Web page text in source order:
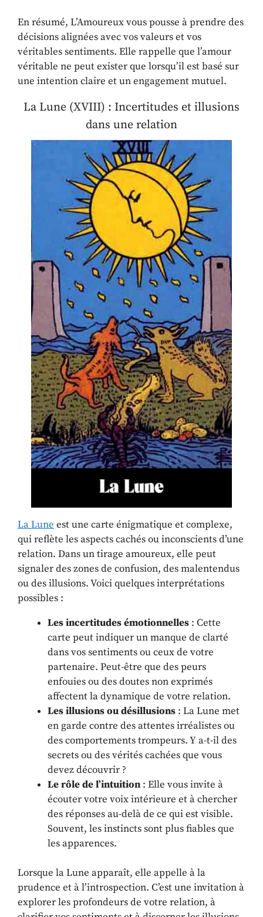
En résumé, L’Amoureux vous pousse à prendre des
décisions alignées avec vos valeurs et vos
véritables sentiments. Elle rappelle que l’amour
véritable ne peut exister que lorsqu’il est basé sur
une intention claire et un engagement mutuel.
La Lune (XVIII) : Incertitudes et illusions
dans une relation
La Lune est une carte énigmatique et complexe,
qui reflète les aspects cachés ou inconscients d’une
relation. Dans un tirage amoureux, elle peut
signaler des zones de confusion, des malentendus
ou des illusions. Voici quelques interprétations
possibles :
Les incertitudes émotionnelles : Cette
carte peut indiquer un manque de clarté
dans vos sentiments ou ceux de votre
partenaire. Peut-être que des peurs
enfouies ou des doutes non exprimés
affectent la dynamique de votre relation.
Les illusions ou désillusions : La Lune met
en garde contre des attentes irréalistes ou
des comportements trompeurs. Y a-t-il des
secrets ou des vérités cachées que vous
devez découvrir ?
Le rôle de l’intuition : Elle vous invite à
écouter votre voix intérieure et à chercher
des réponses au-delà de ce qui est visible.
Souvent, les instincts sont plus fiables que
les apparences.
Lorsque la Lune apparaît, elle appelle à la
prudence et à l’introspection. C’est une invitation à
explorer les profondeurs de votre relation, à